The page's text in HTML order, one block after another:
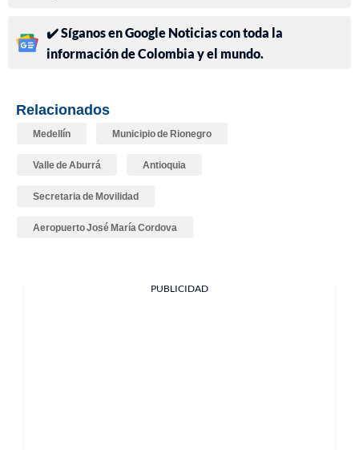
✔️ Síganos en Google Noticias con toda la
información de Colombia y el mundo.
Relacionados
Medellín Municipio de Rionegro
Valle de Aburrá Antioquia
Secretaria de Movilidad
Aeropuerto José María Cordova
PUBLICIDAD